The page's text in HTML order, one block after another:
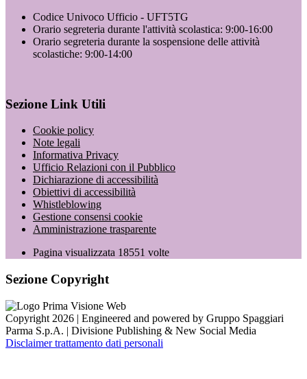
Codice Univoco Ufficio - UFT5TG
Orario segreteria durante l'attività scolastica: 9:00-16:00
Orario segreteria durante la sospensione delle attività
scolastiche: 9:00-14:00
Sezione Link Utili
Cookie policy
Note legali
Informativa Privacy
Ufficio Relazioni con il Pubblico
Dichiarazione di accessibilità
Obiettivi di accessibilità
Whistleblowing
Gestione consensi cookie
Amministrazione trasparente
Pagina visualizzata 18551 volte
Sezione Copyright
Copyright 2026 | Engineered and powered by Gruppo Spaggiari
Parma S.p.A. | Divisione Publishing & New Social Media
Disclaimer trattamento dati personali